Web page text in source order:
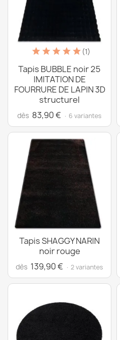
(1)
Tapis BUBBLE noir 25
IMITATION DE
FOURRURE DE LAPIN 3D
structurel
dès 83,90 € · 6 variantes
Tapis SHAGGY NARIN
noir rouge
dès 139,90 € · 2 variantes